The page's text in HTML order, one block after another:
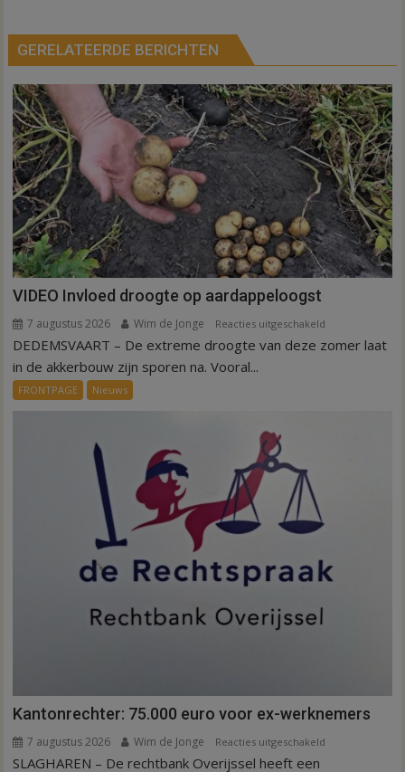
GERELATEERDE BERICHTEN
VIDEO Invloed droogte op aardappeloogst
7 augustus 2026 Wim de Jonge Reacties uitgeschakeld
VIDEO
DEDEMSVAART – De extreme droogte van deze zomer laat
in de akkerbouw zijn sporen na. Vooral...
FRONTPAGE Nieuws
Kantonrechter: 75.000 euro voor ex-werknemers
7 augustus 2026 Wim de Jonge Reacties uitgeschakeld
SLAGHAREN – De rechtbank Overijssel heeft een